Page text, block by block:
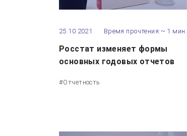
25.10.2021 Время прочтения:~ 1 мин.
Росстат изменяет формы
основных годовых отчетов
#Отчетность